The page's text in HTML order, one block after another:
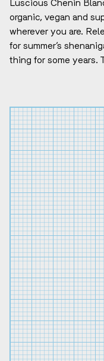
Luscious Chenin
organic, vegan and
wherever you are.
for summer’s
thing for some years.